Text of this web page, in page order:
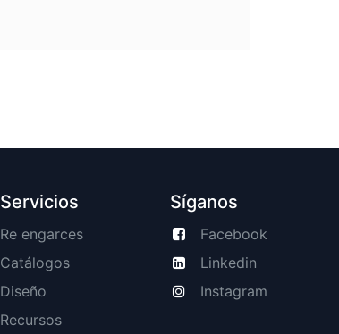
Servicios
Re engarces
Catálogos
Diseño
Recursos
Síganos
Facebook
Linkedin
Instagram